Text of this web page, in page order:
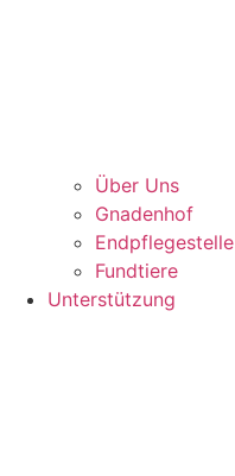
Über Uns
Gnadenhof
Endpflegestelle
Fundtiere
Unterstützung